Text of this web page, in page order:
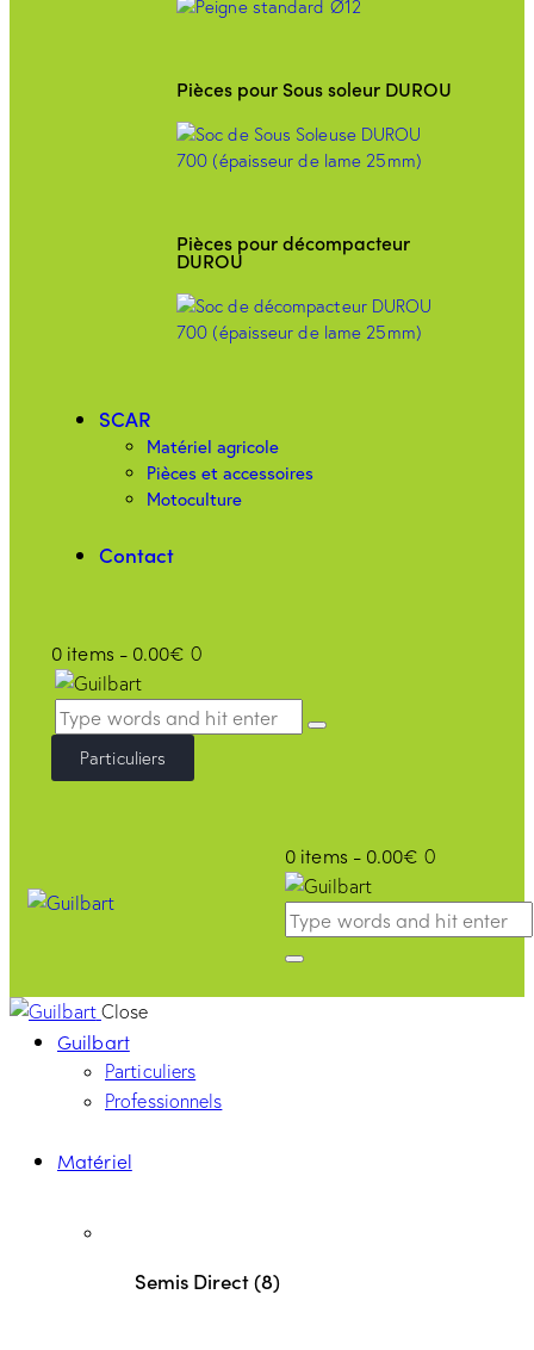
Pièces pour Sous soleur DUROU
Pièces pour décompacteur
DUROU
SCAR
Matériel agricole
Pièces et accessoires
Motoculture
Contact
0 items - 0.00€ 0
Particuliers
0 items - 0.00€ 0
Close
Guilbart
Particuliers
Professionnels
Matériel
Semis Direct (8)